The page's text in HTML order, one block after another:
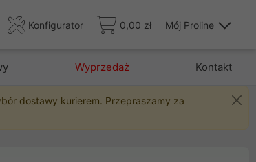
Konfigurator 0,00 zł Mój Proline
Wyprzedaż Kontakt
dostawy kurierem. Przepraszamy za